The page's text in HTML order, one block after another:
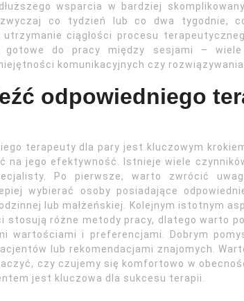
wsparcia w bardziej
co tydzień lub co dwa tygodnie,
ciągłości procesu
gotowe do pracy między sesjami –
komunikacyjnych czy
odpowiedniego
terapeuty dla pary jest kluczowym
na jego efektywność. Istnieje wiele
Po pierwsze, warto zwrócić
wybierać osoby posiadające
lub małżeńskiej. Kolejnym istotnym
stosują różne metody pracy, dlatego warto
wartościami i preferencjami. Dobrym
lub rekomendacjami znajomych.
czy czujemy się komfortowo w
jest kluczowa dla sukcesu terapii.